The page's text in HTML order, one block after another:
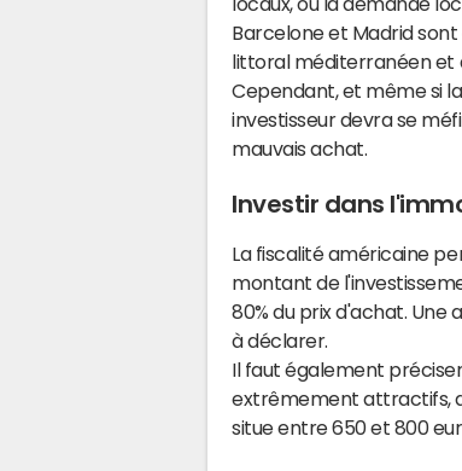
Barcelone et Madrid
littoral méditerranéen et
Cependant, et même si
investisseur devra se
mauvais achat.
Investir dans
La fiscalité américaine
montant de
80% du prix d'achat. Une
à déclarer.
Il faut également
extrêmement attractifs,
situe entre 650 et 800